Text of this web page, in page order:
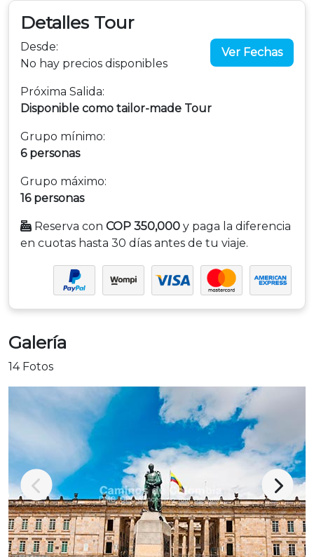
Detalles Tour
Ver Fechas
Desde:
No hay precios disponibles
Próxima Salida:
Disponible como tailor-made Tour
Grupo mínimo:
6 personas
Grupo máximo:
16 personas
Reserva con COP 350,000 y paga la diferencia
en cuotas hasta 30 días antes de tu viaje.
Galería
14 Fotos